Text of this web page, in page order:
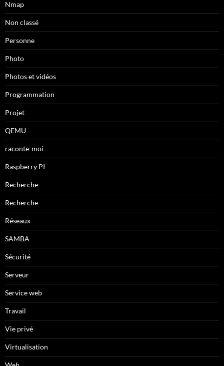
Nmap
Non classé
Personne
Photo
Photos et vidéos
Programmation
Projet
QEMU
raconte-moi
Raspberry PI
Recherche
Recherche
Réseaux
SAMBA
Sécurité
Serveur
Service web
Travail
Vie privé
Virtualisation